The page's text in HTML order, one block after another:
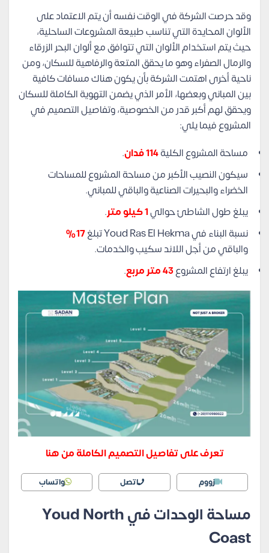
وقد حرصت الشركة في الوقت نفسه أن يتم الاعتماد على
الألوان المحايدة التي تناسب طبيعة المشروعات الساحلية،
حيث يتم استخدام الألوان التي تتوافق مع ألوان البحر الزرقاء
والرمال الصفراء وهو ما يحقق المتعة والرفاهية للسكان، ومن
ناحية أخرى اهتمت الشركة بأن يكون هناك مسافات كافية
بين المباني وبعضها، الأمر الذي يضمن التهوية الكاملة للسكان
ويحقق لهم أكبر قدر من الخصوصية، وتفاصيل التصميم في
المشروع فيما يلي:
مساحة المشروع الكلية114 فدان
.
سيكون النصيب الأكبر من مساحة المشروع للمساحات
الخضراء والبحيرات الصناعية والباقي للمباني.
يبلغ طول الشاطئ حوالي1 كيلو متر
.
نسبة البناء في Youd Ras El Hekma تبلغ
17%
والباقي من أجل اللاند سكيب والخدمات.
يبلغ ارتفاع المشروع43 متر مربع .
تعرف على تفاصيل التصميم الكاملة من هنا
زووم اتصل واتساب
مساحة الوحدات في Youd North
Coast